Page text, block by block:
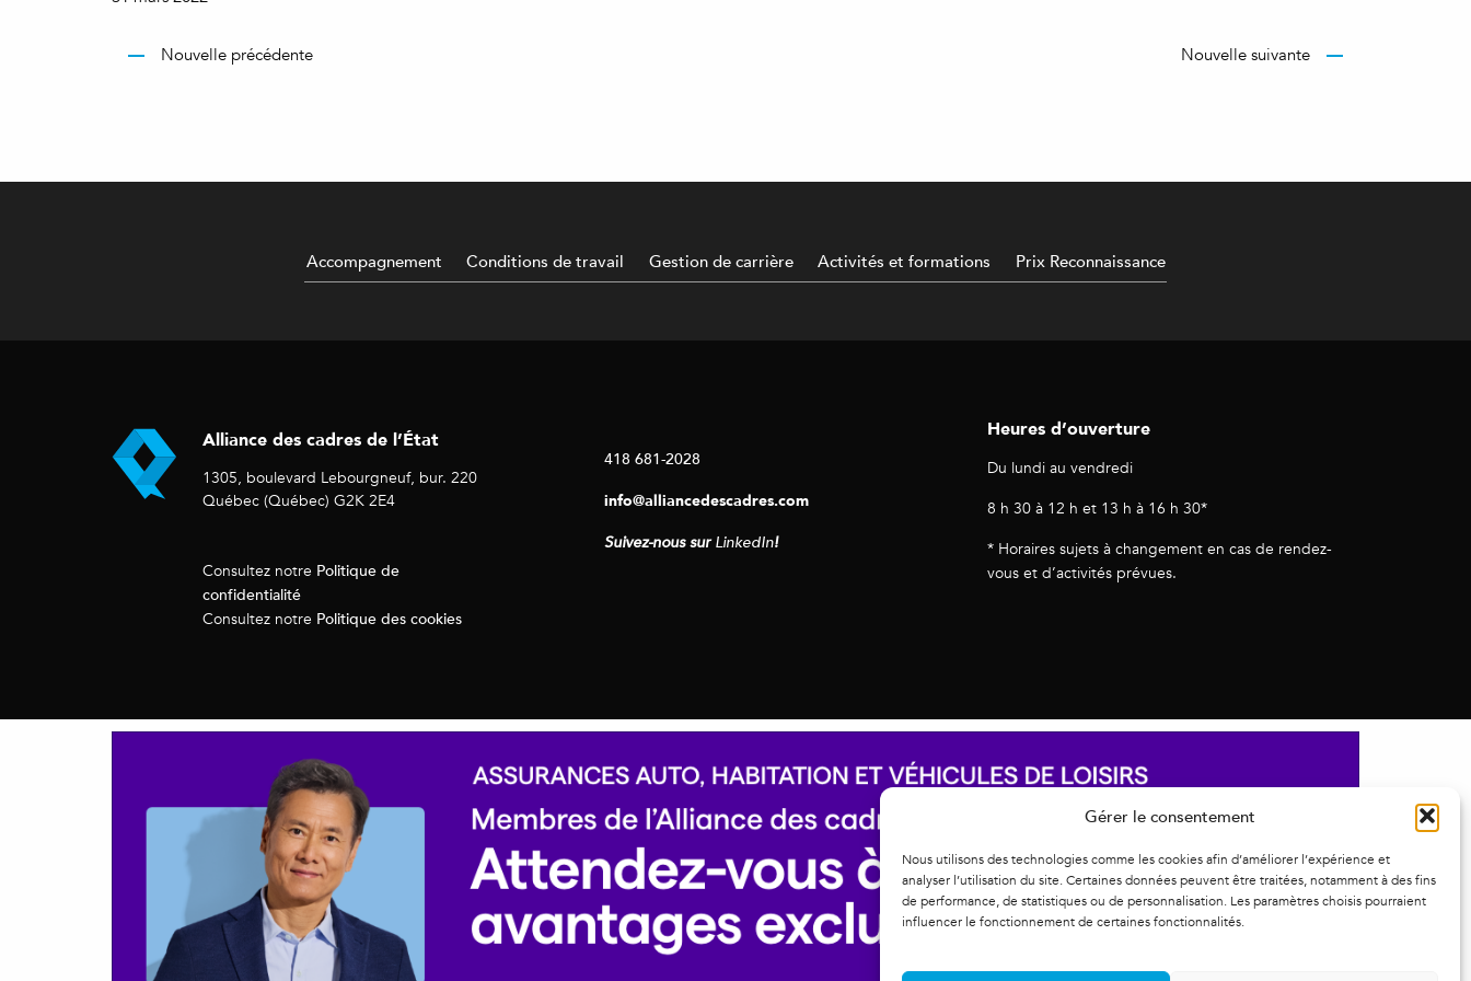
Gérer le consentement
Nous utilisons des technologies comme les cookies afin d’améliorer l’expérience et
analyser l’utilisation du site. Certaines données peuvent être traitées, notamment à des fins
de performance, de statistiques ou de personnalisation. Les paramètres choisis pourraient
influencer le fonctionnement de certaines fonctionnalités.
Nouvelle précédente Nouvelle suivante
Accompagnement Conditions de travail Gestion de carrière Activités et formations Prix Reconnaissance
Alliance des cadres de l’État
1305, boulevard Lebourgneuf, bur. 220
Québec (Québec) G2K 2E4
Consultez notre Politique de
confidentialité
Consultez notre Politique des cookies
418 681-2028
info@alliancedescadres.com
Suivez-nous surLinkedIn!
Heures d’ouverture
Du lundi au vendredi
8 h 30 à 12 h et 13 h à 16 h 30*
* Horaires sujets à changement en cas de rendez-
vous et d’activités prévues.